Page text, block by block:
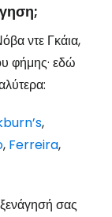
ντε Γκάια,
φήμης· εδώ
,
, Ferreira,
ξενάγησή σας